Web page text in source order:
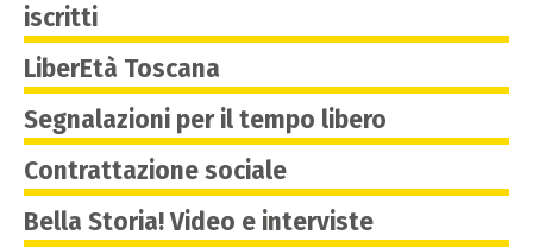
iscritti
LiberEtà Toscana
Segnalazioni per il tempo libero
Contrattazione sociale
Bella Storia! Video e interviste